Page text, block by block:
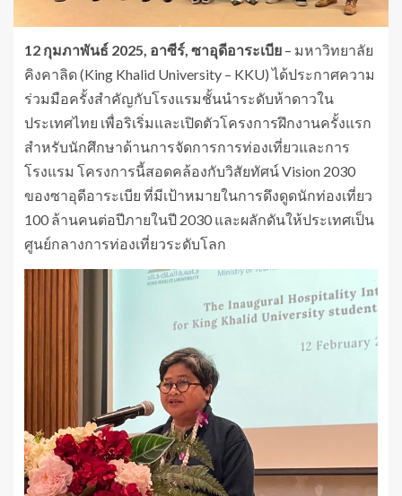
12 กุมภาพันธ์ 2025, อาซีร์, ซาอุดีอาระเบีย – มหาวิทยาลัย
คิงคาลิด (King Khalid University – KKU) ได้ประกาศความ
ร่วมมือครั้งสำคัญกับโรงแรมชั้นนำระดับห้าดาวใน
ประเทศไทย เพื่อริเริ่มและเปิดตัวโครงการฝึกงานครั้งแรก
สำหรับนักศึกษาด้านการจัดการการท่องเที่ยวและการ
โรงแรม โครงการนี้สอดคล้องกับวิสัยทัศน์ Vision 2030
ของซาอุดีอาระเบีย ที่มีเป้าหมายในการดึงดูดนักท่องเที่ยว
100 ล้านคนต่อปีภายในปี 2030 และผลักดันให้ประเทศเป็น
ศูนย์กลางการท่องเที่ยวระดับโลก